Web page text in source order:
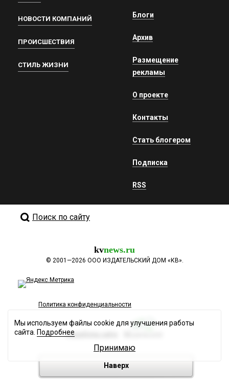
НОВОСТИ КОМПАНИЙ
ПРОИСШЕСТВИЯ
СТИЛЬ ЖИЗНИ
Блоги
Архив
Размещение
рекламы
О проекте
Контакты
Стать блогером
Подписка
RSS
Поиск по сайту
kvnews.ru
© 2001—2026 ООО ИЗДАТЕЛЬСКИЙ ДОМ «КВ».
Политика конфиденциальности
Разработка сайта
Наверх
Мы используем файлы cookie для улучшения работы
сайта. Подробнее
Принимаю